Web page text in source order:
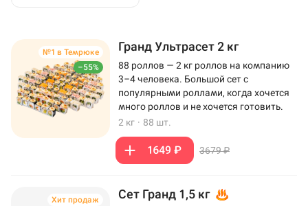
–55%
№1 в Темрюке Гранд Ультрасет 2 кг
88 роллов — 2 кг роллов на компанию
3–4 человека. Большой сет с
популярными роллами, когда хочется
много роллов и не хочется готовить.
2 кг · 88 шт.
1649 ₽ 3679 ₽
Хит продаж Сет Гранд 1,5 кг